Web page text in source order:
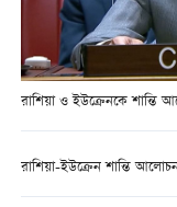
রাশিয়া ও ইউক্রেনকে শান্তি
রাশিয়া-ইউক্রেন শান্তি